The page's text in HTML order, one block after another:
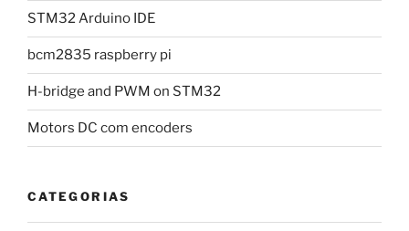
STM32 Arduino IDE
bcm2835 raspberry pi
H-bridge and PWM on STM32
Motors DC com encoders
CATEGORIAS